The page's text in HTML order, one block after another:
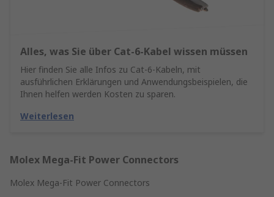
Alles, was Sie über Cat-6-Kabel wissen müssen
Hier finden Sie alle Infos zu Cat-6-Kabeln, mit
ausführlichen Erklärungen und Anwendungsbeispielen, die
Ihnen helfen werden Kosten zu sparen.
Weiterlesen
Molex Mega-Fit Power Connectors
Molex Mega-Fit Power Connectors